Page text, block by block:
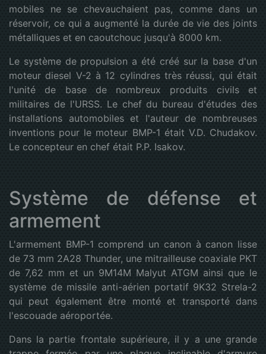
mobiles ne se chevauchaient pas, comme dans un
réservoir, ce qui a augmenté la durée de vie des joints
métalliques et en caoutchouc jusqu'à 8000 km.
Le système de propulsion a été créé sur la base d'un
moteur diesel V-2 à 12 cylindres très réussi, qui était
l'unité de base de nombreux produits civils et
militaires de l'URSS. Le chef du bureau d'études des
installations automobiles et l'auteur de nombreuses
inventions pour le moteur BMP-1 était V.D. Chudakov.
Le concepteur en chef était P.P. Isakov.
Système de défense et
armement
L'armement BMP-1 comprend un canon à canon lisse
de 73 mm 2A28 Thunder, une mitrailleuse coaxiale PKT
de 7,62 mm et un 9M14M Malyut ATGM ainsi que le
système de missile anti-aérien portatif 9K32 Strela-2
qui peut également être monté et transporté dans
l'escouade aéroportée.
Dans la partie frontale supérieure, il y a une grande